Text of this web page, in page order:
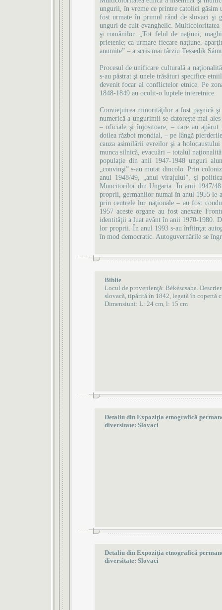
ungurii, în vreme ce printre catolici găsim
fost urmate în primul rând de slovaci şi
unguri de cult evanghelic.
şi românilor. „Tot felul de naţiuni,
prietenie; ca urmare fiecare naţiune,
anumite” – a scris mai târziu Tessedik
Procesul de unificare culturală a
s-au păstrat şi unele trăsături specifice
devenit focar al conflictelor etnice. Pe
1848-1849 au ocolit-o luptele interetnice.
Convieţuirea minorităţilor a fost paşnică
numerică a ungurimii se datoreşte mai
– oficiale şi înjositoare, – care au
doilea război mondial, – pe lângă
cauza asimilării evreilor şi a
munca silnică, evacuări – totalul
populaţie din anii 1947-1948 unguri
„convinşi” s-au mutat dincolo. Prin
anul 1948/49, „anul virajului”, şi
Muncitorilor din Ungaria. În anii 1947/
proprii, germanilor numai în anul 1955
prin centrele lor naţionale – au fost
1957 aceste organe au fost anexate
identităţii a luat avânt în anii 1970-1980.
lor proprii. În anul 1993 s-au înfiinţat
în mod democratic. Autoguvernările se
Biblie
Locul de provenienţă: Békéscsaba.
slovacă, tipărită în 1842, legată în copertă
Dimensiuni: L: 24 cm, l: 15 cm
Detaliu din Expoziţia etnografică
diversitate: Slovaci
Detaliu din Expoziţia etnografică
diversitate: Slovaci